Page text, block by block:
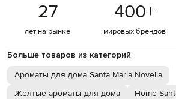
27
лет на рынке
400+
мировых брендов
Больше товаров из категорий
Ароматы для дома Santa Maria Novella
Жёлтые ароматы для дома
Home